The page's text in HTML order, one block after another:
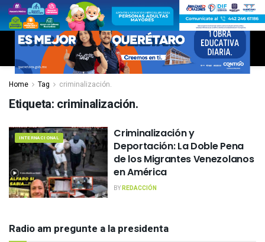
Home Tag criminalización.
Etiqueta: criminalización.
INTERNACIONAL
Criminalización y
Deportación: La Doble Pena
de los Migrantes Venezolanos
en América
BYREDACCIÓN
Radio am pregunte a la presidenta